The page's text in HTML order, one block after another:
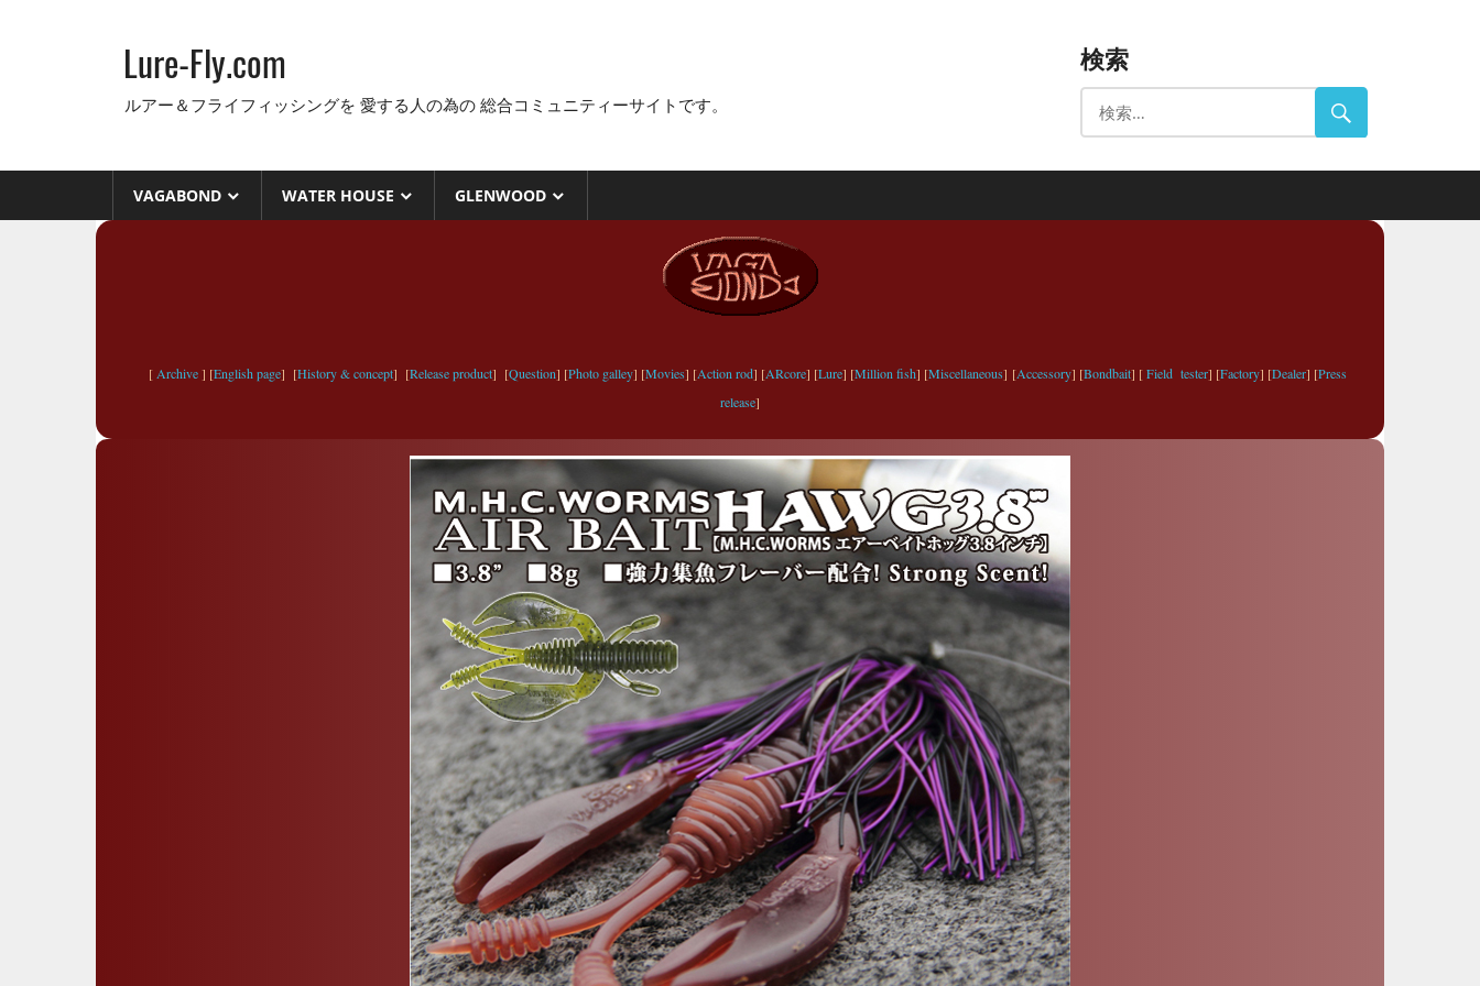
Lure-Fly.com
ルアー＆フライフィッシングを 愛する人の為の 総合コミュニティーサイトです。
検索
VAGABOND WATER HOUSE GLENWOOD
[ Archive] [English page] [History & concept] [Release product] [Question] [Photo galley] [Movies] [Action rod] [ARcore] [Lure] [Million fish] [Miscellaneous] [Accessory] [Bondbait] [Field tester] [Factory] [Dealer] [Press
release]